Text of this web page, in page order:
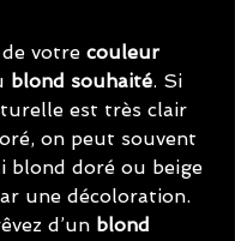
votre couleur
blond souhaité. Si
est très clair
on peut souvent
blond doré ou beige
une décoloration.
d’un blond